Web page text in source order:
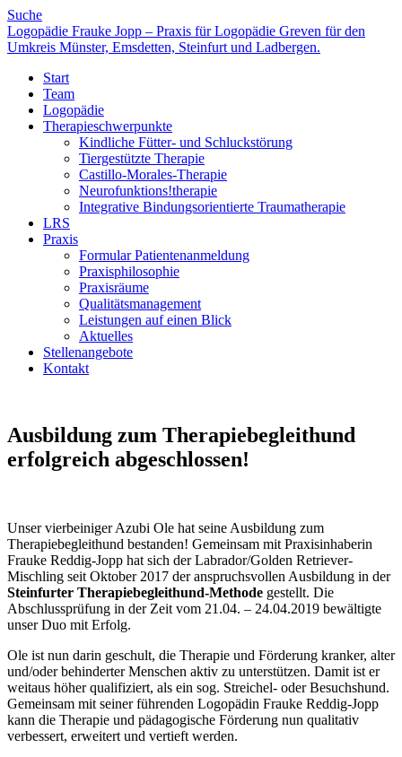
Suche
Logopädie Frauke Jopp – Praxis für Logopädie Greven für den
Umkreis Münster, Emsdetten, Steinfurt und Ladbergen.
Start
Team
Logopädie
Therapieschwerpunkte
Kindliche Fütter- und Schluckstörung
Tiergestützte Therapie
Castillo-Morales-Therapie
Neurofunktions!therapie
Integrative Bindungsorientierte Traumatherapie
LRS
Praxis
Formular Patientenanmeldung
Praxisphilosophie
Praxisräume
Qualitätsmanagement
Leistungen auf einen Blick
Aktuelles
Stellenangebote
Kontakt
Ausbildung zum Therapiebegleithund
erfolgreich abgeschlossen!
Unser vierbeiniger Azubi Ole hat seine Ausbildung zum
Therapiebegleithund bestanden! Gemeinsam mit Praxisinhaberin
Frauke Reddig-Jopp hat sich der Labrador/Golden Retriever-
Mischling seit Oktober 2017 der anspruchsvollen Ausbildung in der
Steinfurter Therapiebegleithund-Methode gestellt. Die
Abschlussprüfung in der Zeit vom 21.04. – 24.04.2019 bewältigte
unser Duo mit Erfolg.
Ole ist nun darin geschult, die Therapie und Förderung kranker, alter
und/oder behinderter Menschen aktiv zu unterstützen. Damit ist er
weitaus höher qualifiziert, als ein sog. Streichel- oder Besuchshund.
Gemeinsam mit seiner führenden Logopädin Frauke Reddig-Jopp
kann die Therapie und pädagogische Förderung nun qualitativ
verbessert, erweitert und vertieft werden.